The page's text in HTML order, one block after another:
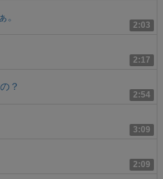
2:03
。
2:17
2:54
？
3:09
2:09